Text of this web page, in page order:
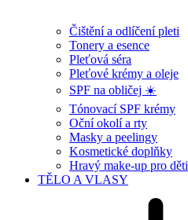
Čištění a odlíčení pleti
Tonery a esence
Pleťová séra
Pleťové krémy a oleje
SPF na obličej ☀️
Tónovací SPF krémy
Oční okolí a rty
Masky a peelingy
Kosmetické doplňky
Hravý make-up pro děti
TĚLO A VLASY